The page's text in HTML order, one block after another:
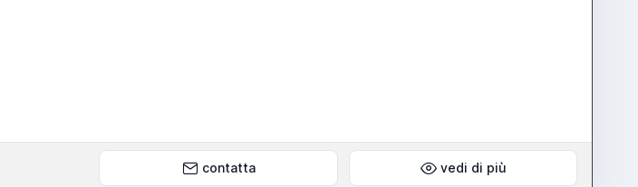
contatta vedi di più